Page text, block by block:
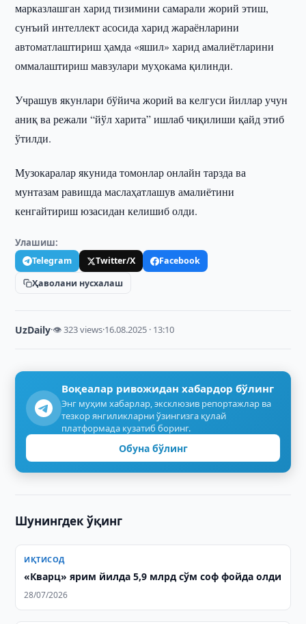
марказлашган харид тизимини самарали жорий этиш,
сунъий интеллект асосида харид жараёнларини
автоматлаштириш ҳамда «яшил» харид амалиётларини
оммалаштириш мавзулари муҳокама қилинди.
Учрашув якунлари бўйича жорий ва келгуси йиллар учун
аниқ ва режали “йўл харита” ишлаб чиқилиши қайд этиб
ўтилди.
Музокаралар якунида томонлар онлайн тарзда ва
мунтазам равишда маслаҳатлашув амалиётини
кенгайтириш юзасидан келишиб олди.
Улашиш:
Telegram Twitter/X
Facebook
Ҳаволани нусхалаш
UzDaily·👁 323 views·16.08.2025 · 13:10
Воқеалар ривожидан хабардор бўлинг
Энг муҳим хабарлар, эксклюзив репортажлар ва
тезкор янгиликларни ўзингизга қулай
платформада кузатиб боринг.
Обуна бўлинг
Шунингдек ўқинг
ИҚТИСОД
«Кварц» ярим йилда 5,9 млрд сўм соф фойда олди
28/07/2026